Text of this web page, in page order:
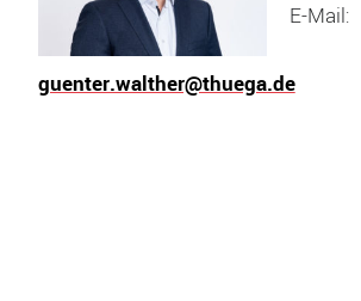
E-Mail:
guenter.walther@thuega.de